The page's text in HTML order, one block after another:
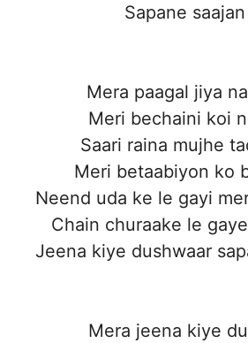
Sapane
Mera paagal jiya
Meri bechaini koi
Saari raina mujhe
Meri betaabiyon ko
Neend uda ke le gayi
Chain churaake le
Jeena kiye dushwaar
Mera jeena kiye